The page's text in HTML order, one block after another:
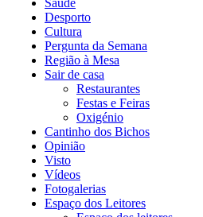
Desporto
Cultura
Pergunta da Semana
Região à Mesa
Sair de casa
Restaurantes
Festas e Feiras
Oxigénio
Cantinho dos Bichos
Opinião
Visto
Vídeos
Fotogalerias
Espaço dos Leitores